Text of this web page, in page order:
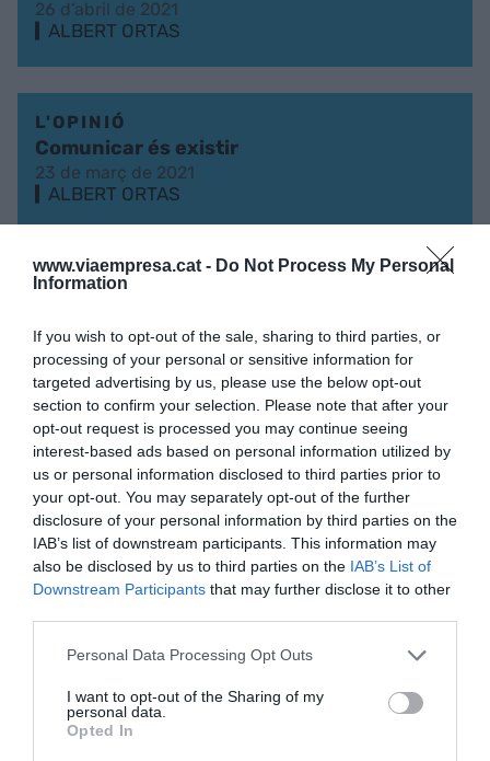
www.viaempresa.cat - Do Not Process My Personal
Information
If you wish to opt-out of the sale, sharing to third parties, or
processing of your personal or sensitive information for
targeted advertising by us, please use the below opt-out
section to confirm your selection. Please note that after your
opt-out request is processed you may continue seeing
interest-based ads based on personal information utilized by
us or personal information disclosed to third parties prior to
your opt-out. You may separately opt-out of the further
disclosure of your personal information by third parties on the
IAB’s list of downstream participants. This information may
also be disclosed by us to third parties on the IAB’s List of
Downstream Participants that may further disclose it to other
Personal Data Processing Opt Outs
I want to opt-out of the Sharing of my
personal data.
Opted In
26 d’abril de 2021
ALBERT ORTAS
L'OPINIÓ
Comunicar és existir
23 de març de 2021
ALBERT ORTAS
L'OPINIÓ
està en joc
12 de febrer de 2021
ALBERT ORTAS
GRAN EMPRESA
El senyor Amazon
22 de desembre de 2020
Barcelona, referent en
18 de novembre de 2020